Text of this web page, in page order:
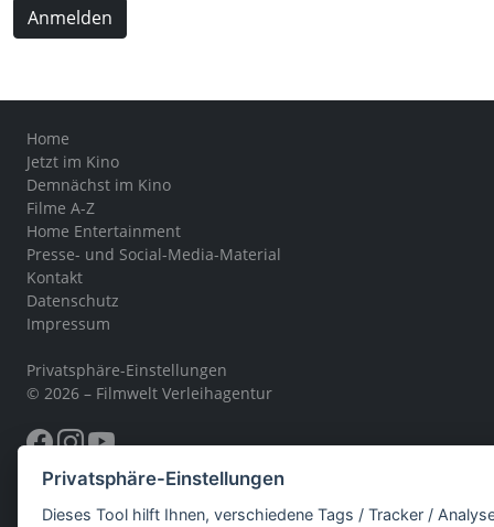
Anmelden
Home
Jetzt im Kino
Demnächst im Kino
Filme A-Z
Home Entertainment
Presse- und Social-Media-Material
Kontakt
Datenschutz
Impressum
Privatsphäre-Einstellungen
© 2026 – Filmwelt Verleihagentur
Privatsphäre-Einstellungen
Dieses Tool hilft Ihnen, verschiedene Tags / Tracker /